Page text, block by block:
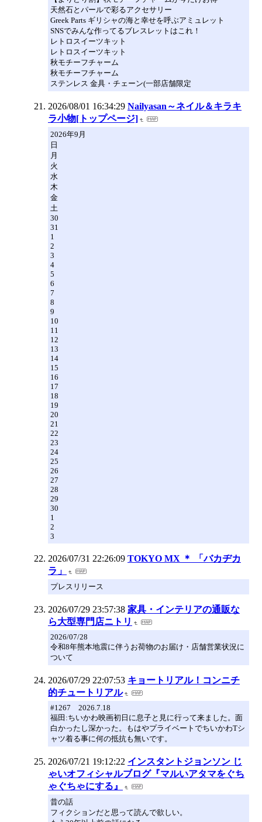
天然石とパールで彩るアクセサリー
Greek Parts ギリシャの海と幸せを呼ぶアミュレット
SNSでみんな作ってるブレスレットはこれ！
レトロスイーツキット
レトロスイーツキット
秋モチーフチャーム
秋モチーフチャーム
ステンレス 金具・チェーン(一部店舗限定
2026/08/01 16:34:29 Nailyasan～ネイル＆キラキ
ラ小物[トップページ]
2026年9月
日
月
火
水
木
金
土
30
31
1
2
3
4
5
6
7
8
9
10
11
12
13
14
15
16
17
18
19
20
21
22
23
24
25
26
27
28
29
30
1
2
3
2026/07/31 22:26:09 TOKYO MX ＊ 「バカヂカ
ラ」
プレスリリース
2026/07/29 23:57:38 家具・インテリアの通販な
ら大型専門店ニトリ
2026/07/28
令和8年熊本地震に伴うお荷物のお届け・店舗営業状況に
ついて
2026/07/29 22:07:53 キョートリアル！コンニチ
的チュートリアル
#1267 2026.7.18
福田:ちいかわ映画初日に息子と見に行って来ました。面
白かったし深かった。もはやプライベートでちいかわTシ
ャツ着る事に何の抵抗も無いです。
2026/07/21 19:12:22 インスタントジョンソン じ
ゃいオフィシャルブログ『マルいアタマをぐち
ゃぐちゃにする』
昔の話
フィクションだと思って読んで欲しい。